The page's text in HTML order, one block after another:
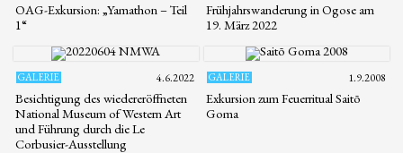
OAG-Exkursion: „Yamathon – Teil
1“
Frühjahrswanderung in Ogose am
19. März 2022
GALERIE 4.6.2022
Besichtigung des wiedereröffneten
National Museum of Western Art
und Führung durch die Le
Corbusier-Ausstellung
GALERIE 1.9.2008
Exkursion zum Feuerritual Saitō
Goma